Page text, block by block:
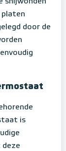
snijwonden
platen
door de
is
deze